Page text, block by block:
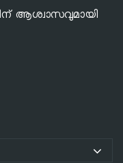
ആശ്വാസവുമായി